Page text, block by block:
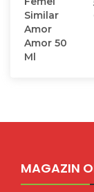
MAGAZIN